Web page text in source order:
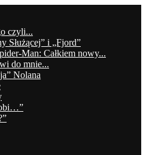
czyli...
Służącej” i „Fjord”
Man: Całkiem nowy...
do mnie...
Nolana